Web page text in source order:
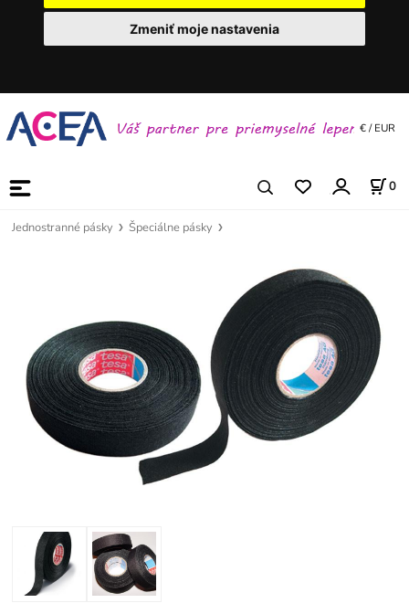
Zmeniť moje nastavenia
0
€ / EUR
Jednostranné pásky Špeciálne pásky